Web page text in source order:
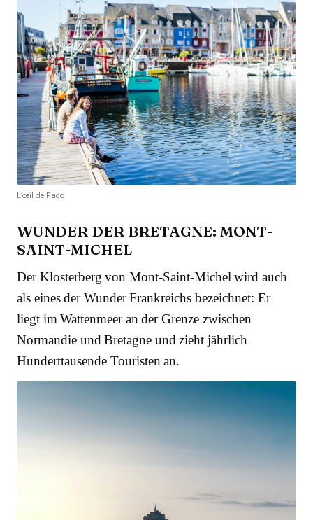
L’œil de Paco
WUNDER DER BRETAGNE: MONT-
SAINT-MICHEL
Der Klosterberg von Mont-Saint-Michel wird auch
als eines der Wunder Frankreichs bezeichnet: Er
liegt im Wattenmeer an der Grenze zwischen
Normandie und Bretagne und zieht jährlich
Hunderttausende Touristen an.